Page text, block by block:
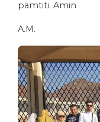
pamtiti. Amin
A.M.